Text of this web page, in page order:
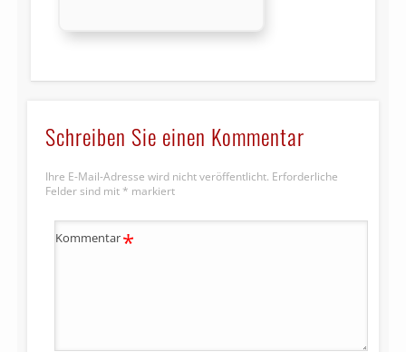
Schreiben Sie einen Kommentar
Ihre E-Mail-Adresse wird nicht veröffentlicht. Erforderliche
Felder sind mit * markiert
Kommentar*